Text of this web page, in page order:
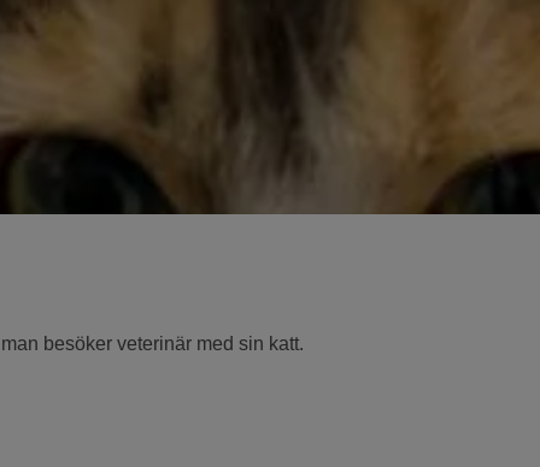
besöker veterinär med sin katt.